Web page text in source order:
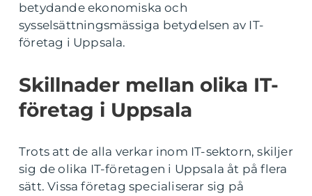
betydande ekonomiska och
sysselsättningsmässiga betydelsen av IT-
företag i Uppsala.
Skillnader mellan olika IT-
företag i Uppsala
Trots att de alla verkar inom IT-sektorn, skiljer
sig de olika IT-företagen i Uppsala åt på flera
sätt. Vissa företag specialiserar sig på